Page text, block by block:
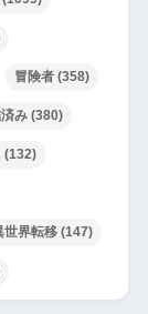
冒険者(358)
み(380)
(132)
世界転移(147)